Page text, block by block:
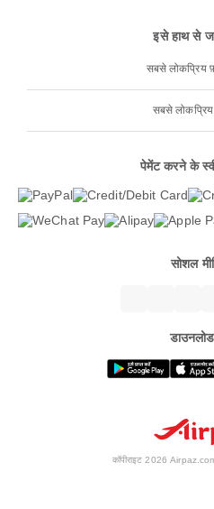
इसे हाथ से
सबसे लोकप्रिय
सबसे
पेमेंट करने के
सोशल
कॉपीराइट 2026